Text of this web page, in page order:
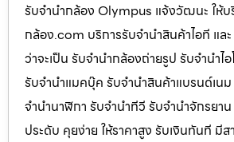
รับจํานํากล้อง Olympus แจ้งวัฒนะ ให้บ
กล้อง.com บริการรับจํานําสินค้าไอที แล
ว่าจะเป็น รับจํานํากล้องถ่ายรูป รับจํานําไ
รับจํานําแมคบุ๊ค รับจํานําสินค้าแบรนด์เนม
จํานํานาฬิกา รับจํานําทีวี รับจํานําจักรยาน
ประดับ คุยง่าย ให้ราคาสูง รับเงินทันที มี